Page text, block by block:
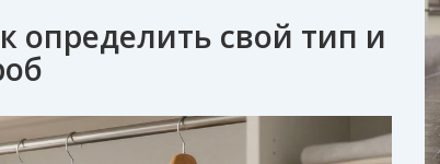
определить свой тип и